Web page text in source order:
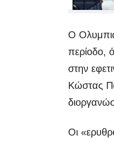
O
περίοδο,
στην
Κώστας
Οι